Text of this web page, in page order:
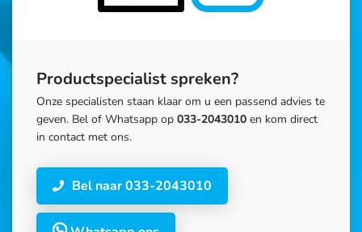
Productspecialist spreken?
Onze specialisten staan klaar om u een passend advies te
geven. Bel of Whatsapp op 033-2043010 en kom direct
in contact met ons.
Bel naar 033-2043010